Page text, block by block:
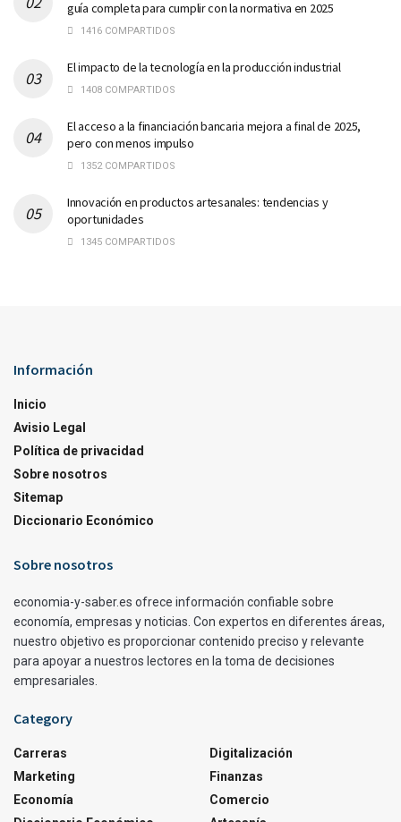
guía completa para cumplir con la normativa en 2025
1416 COMPARTIDOS
El impacto de la tecnología en la producción industrial
1408 COMPARTIDOS
El acceso a la financiación bancaria mejora a final de 2025,
pero con menos impulso
1352 COMPARTIDOS
Innovación en productos artesanales: tendencias y
oportunidades
1345 COMPARTIDOS
Información
Inicio
Avisio Legal
Política de privacidad
Sobre nosotros
Sitemap
Diccionario Económico
Sobre nosotros
economia-y-saber.es ofrece información confiable sobre
economía, empresas y noticias. Con expertos en diferentes áreas,
nuestro objetivo es proporcionar contenido preciso y relevante
para apoyar a nuestros lectores en la toma de decisiones
empresariales.
Category
Carreras
Marketing
Economía
Digitalización
Finanzas
Comercio